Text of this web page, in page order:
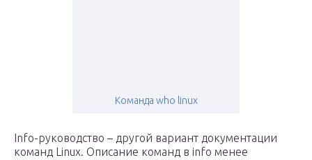
Команда who linux
Info-руководство – другой вариант документации
команд Linux. Описание команд в info менее